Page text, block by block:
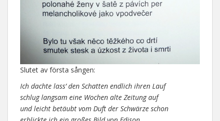
Slutet av första sången:
Ich dachte lass’ den Schatten endlich ihren Lauf
schlug langsam eine Wochen alte Zeitung auf
und leicht betäubt vom Duft der Schwärze schon